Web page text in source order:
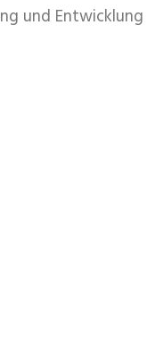
und Entwicklung